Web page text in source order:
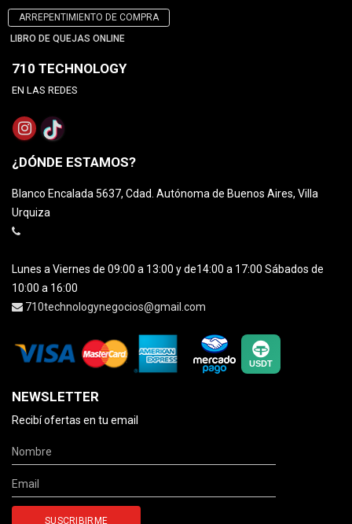
ARREPENTIMIENTO DE COMPRA
LIBRO DE QUEJAS ONLINE
710 TECHNOLOGY
EN LAS REDES
¿DÓNDE ESTAMOS?
Blanco Encalada 5637, Cdad. Autónoma de Buenos Aires, Villa
Urquiza
Lunes a Viernes de 09:00 a 13:00 y de14:00 a 17:00 Sábados de
10:00 a 16:00
710technologynegocios@gmail.com
NEWSLETTER
Recibí ofertas en tu email